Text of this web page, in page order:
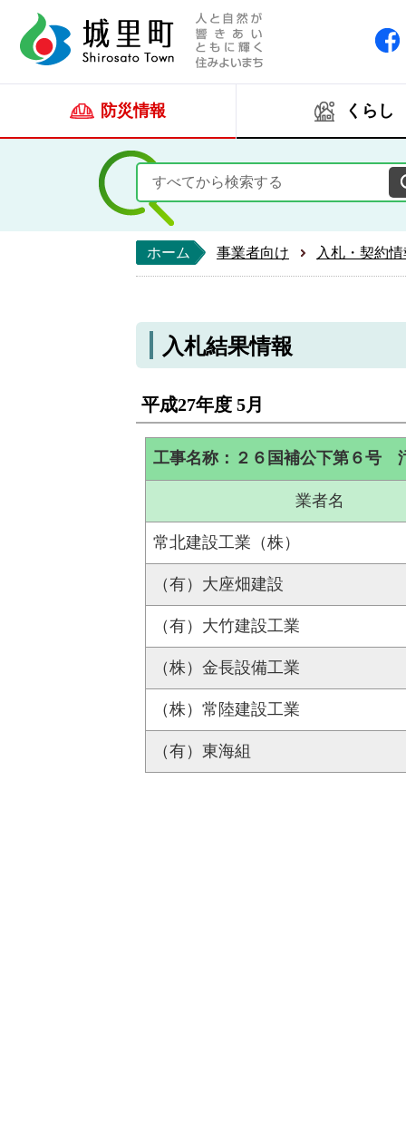
防災情報 くらし
ホーム 事業者向け 入札・契約
入札結果情報
平成27年度 5月
工事名称：２６国補公下第６号
業者名
常北建設工業（株）
（有）大座畑建設
（有）大竹建設工業
（株）金長設備工業
（株）常陸建設工業
（有）東海組